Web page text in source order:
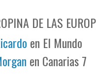
DE LAS
en El Mundo
en Canarias 7